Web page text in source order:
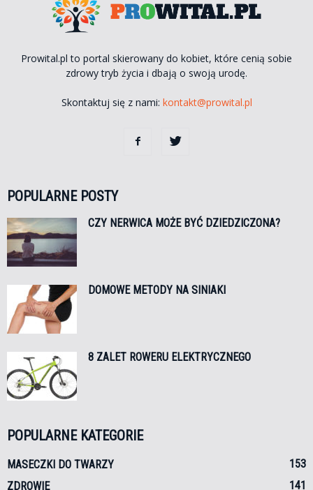
Prowital.pl to portal skierowany do kobiet, które cenią sobie
zdrowy tryb życia i dbają o swoją urodę.
Skontaktuj się z nami: kontakt@prowital.pl
POPULARNE POSTY
CZY NERWICA MOŻE BYĆ DZIEDZICZONA?
DOMOWE METODY NA SINIAKI
8 ZALET ROWERU ELEKTRYCZNEGO
POPULARNE KATEGORIE
MASECZKI DO TWARZY
153
ZDROWIE
141